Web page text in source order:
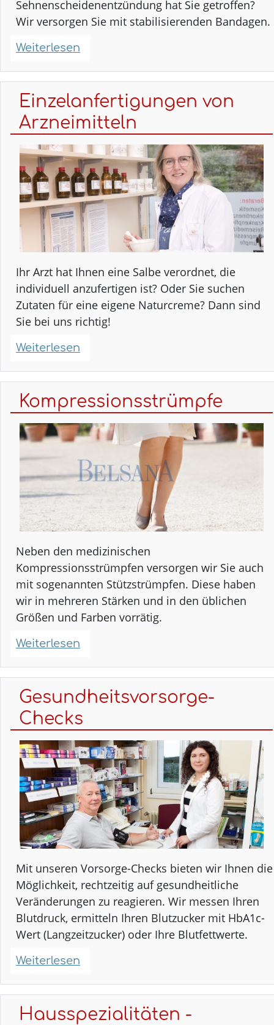
Sehnenscheidenentzündung hat Sie getroffen?
Wir versorgen Sie mit stabilisierenden Bandagen.
Weiterlesen
Einzelanfertigungen von
Arzneimitteln
Ihr Arzt hat Ihnen eine Salbe verordnet, die
individuell anzufertigen ist? Oder Sie suchen
Zutaten für eine eigene Naturcreme? Dann sind
Sie bei uns richtig!
Weiterlesen
von
Arzneimitteln
Kompressionsstrümpfe
Neben den medizinischen
Kompressionsstrümpfen versorgen wir Sie auch
mit sogenannten Stützstrümpfen. Diese haben
wir in mehreren Stärken und in den üblichen
Größen und Farben vorrätig.
Weiterlesen
Gesundheitsvorsorge-
Checks
Mit unseren Vorsorge-Checks bieten wir Ihnen die
Möglichkeit, rechtzeitig auf gesundheitliche
Veränderungen zu reagieren. Wir messen Ihren
Blutdruck, ermitteln Ihren Blutzucker mit HbA1c-
Wert (Langzeitzucker) oder Ihre Blutfettwerte.
Weiterlesen
Checks
Hausspezialitäten -